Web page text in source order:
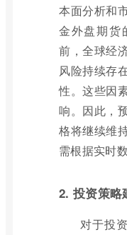
本面分析和
金外盘期货
前，全球经
风险持续存
性。这些因
响。因此，
格将继续维
需根据实时
2. 投资策略
对于投